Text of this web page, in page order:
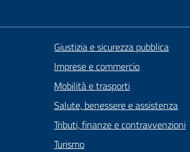
Giustizia e sicurezza pubblica
Imprese e commercio
Mobilità e trasporti
Salute, benessere e assistenza
Tributi, finanze e contravvenzioni
Turismo